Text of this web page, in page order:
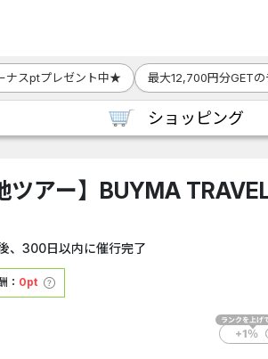
ナスptプレゼント中★ 最大12,700円分GETの
ショッピング
ツアー】BUYMA
、300日以内に催行完了
： 0pt